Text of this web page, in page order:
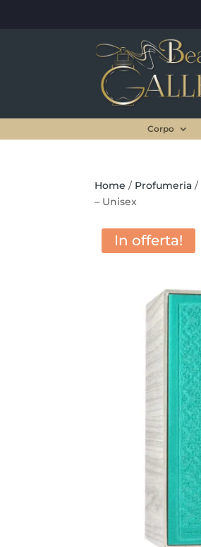
Corpo
Home / Profumeria /
– Unisex
In offerta!